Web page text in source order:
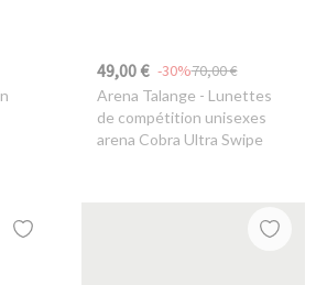
49,00 € 70,00 €
-30%
Arena Talange - Lunettes
de compétition unisexes
arena Cobra Ultra Swipe